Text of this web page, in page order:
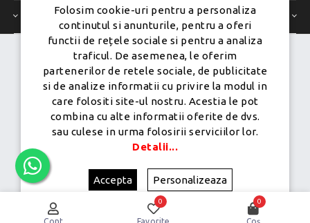
0 0
CONTUL MEU
Dezvoltat de
Ecom Digital -
Powered bynopCommerce
Copyright © 2026 PureMobile.Toate drepturile rezervate.
Folosim cookie-uri pentru a personaliza
continutul si anunturile, pentru a oferi
functii de rețele sociale si pentru a analiza
traficul. De asemenea, le oferim
partenerilor de retele sociale, de publicitate
si de analize informatii cu privire la modul in
care folositi site-ul nostru. Acestia le pot
combina cu alte informatii oferite de dvs.
sau culese in urma folosirii serviciilor lor.
Detalii...
Accepta Personalizeaza